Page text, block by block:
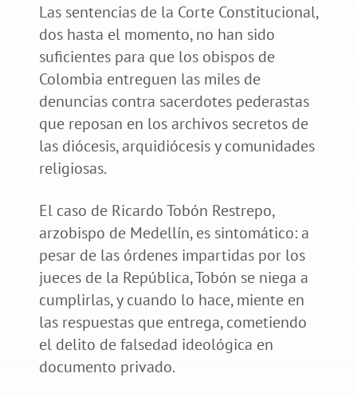
Las sentencias de la Corte Constitucional,
dos hasta el momento, no han sido
suficientes para que los obispos de
Colombia entreguen las miles de
denuncias contra sacerdotes pederastas
que reposan en los archivos secretos de
las diócesis, arquidiócesis y comunidades
religiosas.
El caso de Ricardo Tobón Restrepo,
arzobispo de Medellín, es sintomático: a
pesar de las órdenes impartidas por los
jueces de la República, Tobón se niega a
cumplirlas, y cuando lo hace, miente en
las respuestas que entrega, cometiendo
el delito de falsedad ideológica en
documento privado.